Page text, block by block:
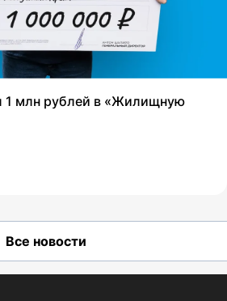
1 млн рублей в «Жилищную
Все новости